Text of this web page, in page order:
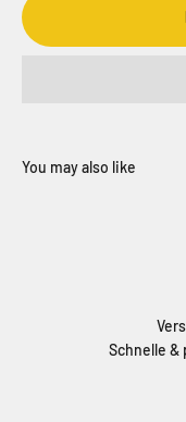
Schnelle &